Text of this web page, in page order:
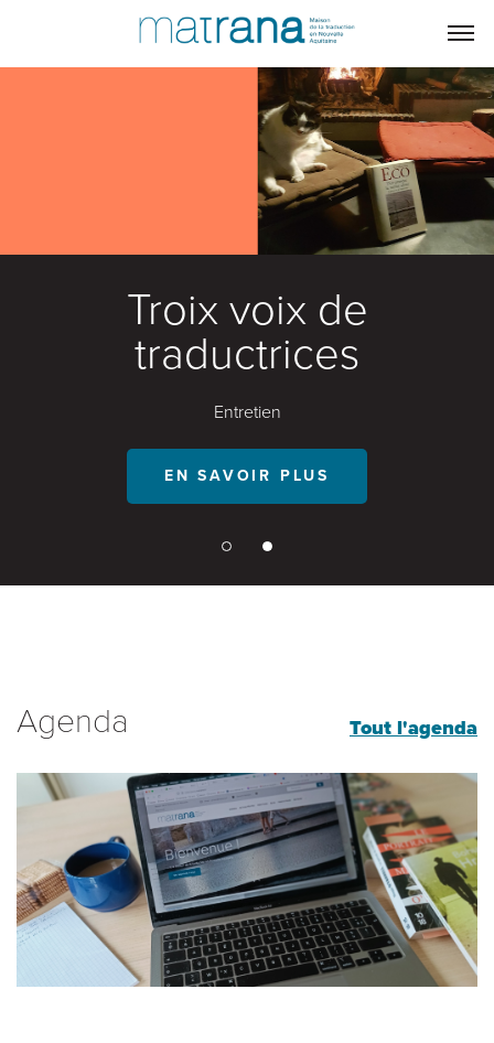
Troix voix de
traductrices
Entretien
EN SAVOIR PLUS
Agenda Tout l'agenda